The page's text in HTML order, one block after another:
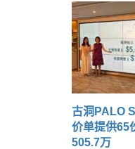
古洞PALO
价单提供
505.7万